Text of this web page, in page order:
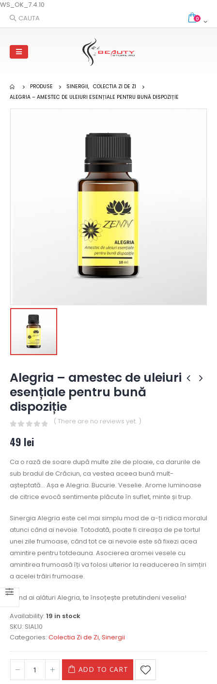
WS_OK_7.4.10
CAUTA
0
PRODUSE SINERGII, COLECTIA ZI DE ZI
ALEGRIA – AMESTEC DE ULEIURI ESENȚIALE PENTRU BUNĂ DISPOZIȚIE
Alegria – amestec de uleiuri
esențiale pentru bună
dispoziție
( There are no reviews yet. )
49 lei
Ca o rază de soare după multe zile de ploaie, ca darurile de
sub bradul de Crăciun, ca vestea aceea bună mult-
așteptată… Așa e Alegria. Bucurie. Veselie. Arome luminoase
de citrice evocă sentimente plăcute în suflet, minte și trup.
Sinergia Alegria este cel mai simplu mod de a-ți ridica moralul
atunci când ai nevoie. Totodată, poate fi cireașa de pe tortul
unei zile frumoase, când tot ce ai nevoie este să fixezi acea
amintire pentru totdeauna. Asocierea aromei vesele cu
amintirea frumoasă îți va folosi ulterior la readucerea în simțiri
a acelei trăiri frumoase.
Când ai alături Alegria, te însoțește pretutindeni veselia!
Availability: 19 in stock
SKU: SIAL10
Categories: Colectia Zi de Zi, Sinergii
ADD TO CART